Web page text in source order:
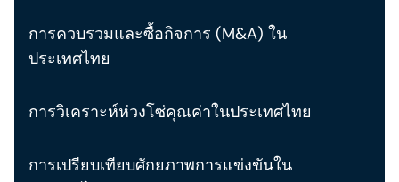
การควบรวมและซื้อกิจการ (M&A) ใน
ประเทศไทย
การวิเคราะห์ห่วงโซ่คุณค่าในประเทศไทย
การเปรียบเทียบศักยภาพการแข่งขันใน